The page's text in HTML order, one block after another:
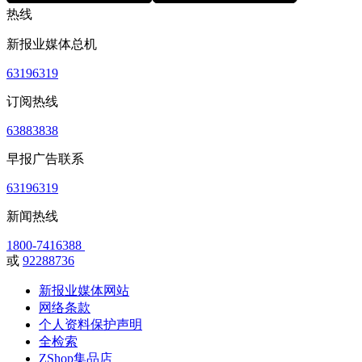
热线
新报业媒体总机
63196319
订阅热线
63883838
早报广告联系
63196319
新闻热线
1800-7416388
或 92288736
新报业媒体网站
网络条款
个人资料保护声明
全检索
ZShop集品店